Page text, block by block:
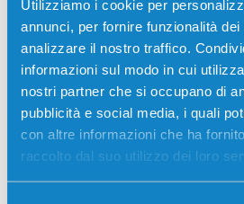
Utilizziamo i cookie per
annunci, per fornire funzionalità
analizzare il nostro traffico.
informazioni sul modo in cui
nostri partner che si occupano di
pubblicità e social media, i quali
con altre informazioni che ha
raccolto dal suo utilizzo dei loro
Più acquisti, più risparmi:Visita la
visualizzare
Descrizione
Toner originale Toshiba
GIALLO 33600 pagine per